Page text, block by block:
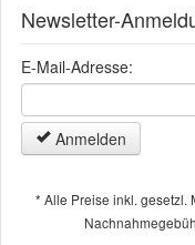
Newsletter-
E-Mail-Adresse:
Anmelden
* Alle Preise inkl. gesetzl.